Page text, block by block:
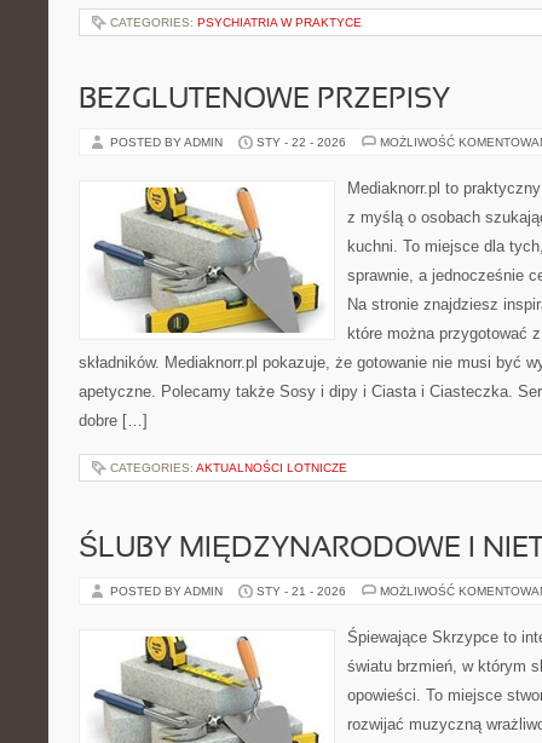
CATEGORIES: PSYCHIATRIA W PRAKTYCE
BEZGLUTENOWE PRZEPISY
POSTED BY ADMIN STY - 22 - 2026 MOŻLIWOŚĆ
Mediaknorr.pl to
z myślą o osobach
kuchni. To miejsce dla
sprawnie, a jednocześnie
Na stronie znajdziesz
które można przygotować
składników. Mediaknorr.pl pokazuje, że gotowanie nie musi być
apetyczne. Polecamy także Sosy i dipy i Ciasta i Ciasteczka.
dobre […]
CATEGORIES: AKTUALNOŚCI LOTNICZE
ŚLUBY MIĘDZYNARODOWE I
POSTED BY ADMIN STY - 21 - 2026 MOŻLIWOŚĆ
Śpiewające Skrzypce to
światu brzmień, w którym
opowieści. To miejsce
rozwijać muzyczną